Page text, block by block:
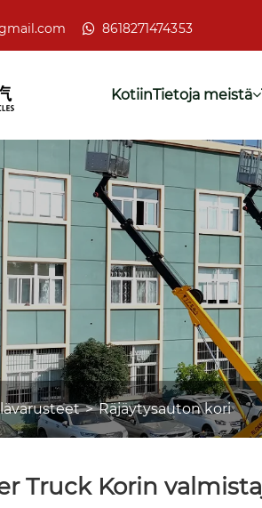
8618271474353
KotiinTietoja meistä
Räjäytysauton kori
Truck Korin